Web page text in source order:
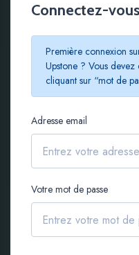
Connectez-vous
Première connexion
Upstone ? Vous
cliquant sur “mot de
Adresse email
Votre mot de passe
100 % EN LIGNE
Le
100 €
S'inscrire gratuitement